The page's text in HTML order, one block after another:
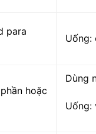
para
Uống:
hoặc
Dùng
Uống: